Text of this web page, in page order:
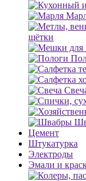
щётки
Цемент
Штукатурка
Электроды
Эмали и